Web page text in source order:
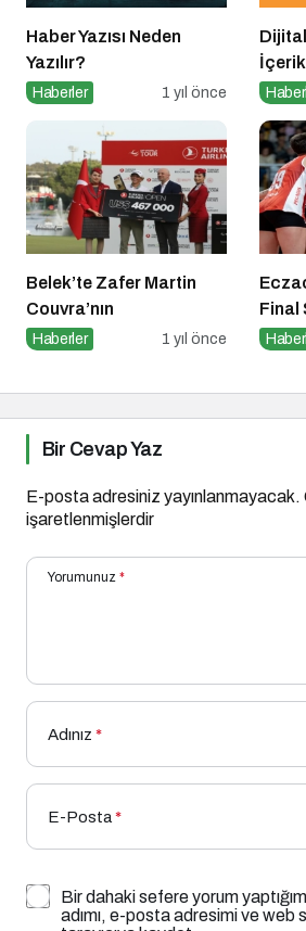
Haber Yazısı Neden
Yazılır?
Haberler 1 yıl önce
Belek’te Zafer Martin
Couvra’nın
Haberler 1 yıl önce
Final
Bir Cevap Yaz
E-posta adresiniz yayınlanmayacak.
işaretlenmişlerdir
Yorumunuz *
Adınız *
E-Posta*
Bir dahaki sefere yorum
adımı, e-posta adresimi ve web